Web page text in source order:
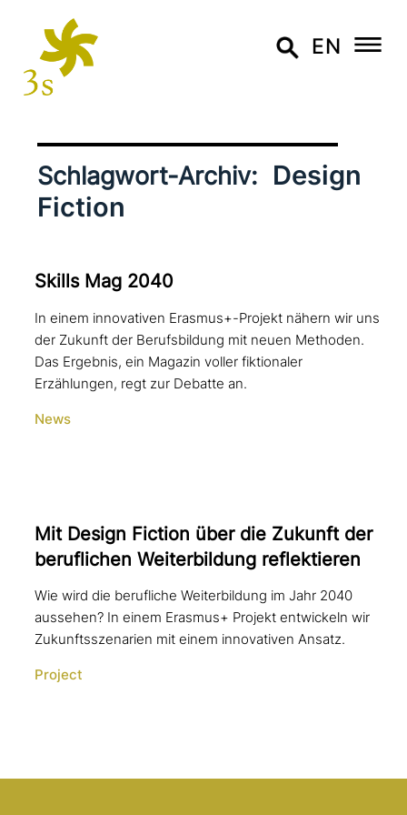
EN
Schlagwort-Archiv: Design
Fiction
Skills Mag 2040
In einem innovativen Erasmus+-Projekt nähern wir uns
der Zukunft der Berufsbildung mit neuen Methoden.
Das Ergebnis, ein Magazin voller fiktionaler
Erzählungen, regt zur Debatte an.
News
Mit Design Fiction über die Zukunft der
beruf­li­chen Weiterbildung reflektieren
Wie wird die berufliche Weiterbildung im Jahr 2040
aussehen? In einem Erasmus+ Projekt entwickeln wir
Zukunftsszenarien mit einem innovativen Ansatz.
Project